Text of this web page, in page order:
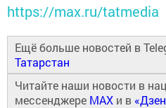
https://max.ru/tatmedia
Ещё больше новостей в
Татарстан
Читайте наши новости в
мессенджере MAX и в